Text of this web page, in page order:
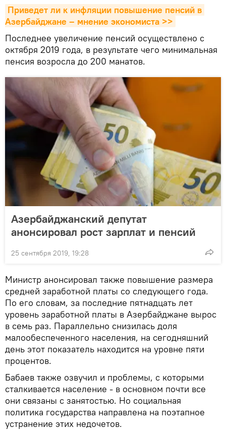
Приведет ли к инфляции повышение пенсий в
Азербайджане – мнение экономиста >>
Последнее увеличение пенсий осуществлено с
октября 2019 года, в результате чего минимальная
пенсия возросла до 200 манатов.
Азербайджанский депутат
анонсировал рост зарплат и пенсий
25 сентября 2019, 19:28
Министр анонсировал также повышение размера
средней заработной платы со следующего года.
По его словам, за последние пятнадцать лет
уровень заработной платы в Азербайджане вырос
в семь раз. Параллельно снизилась доля
малообеспеченного населения, на сегодняшний
день этот показатель находится на уровне пяти
процентов.
Бабаев также озвучил и проблемы, с которыми
сталкивается население - в основном почти все
они связаны с занятостью. Но социальная
политика государства направлена на поэтапное
устранение этих недочетов.